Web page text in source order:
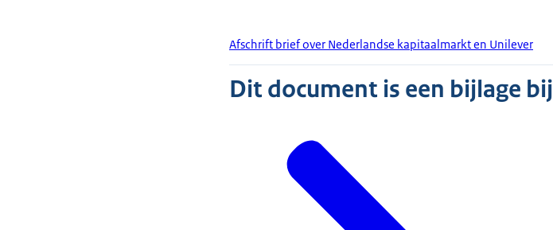
Afschrift brief over Nederlandse kapitaalmarkt en Unilever
Dit document is een bijlage bij